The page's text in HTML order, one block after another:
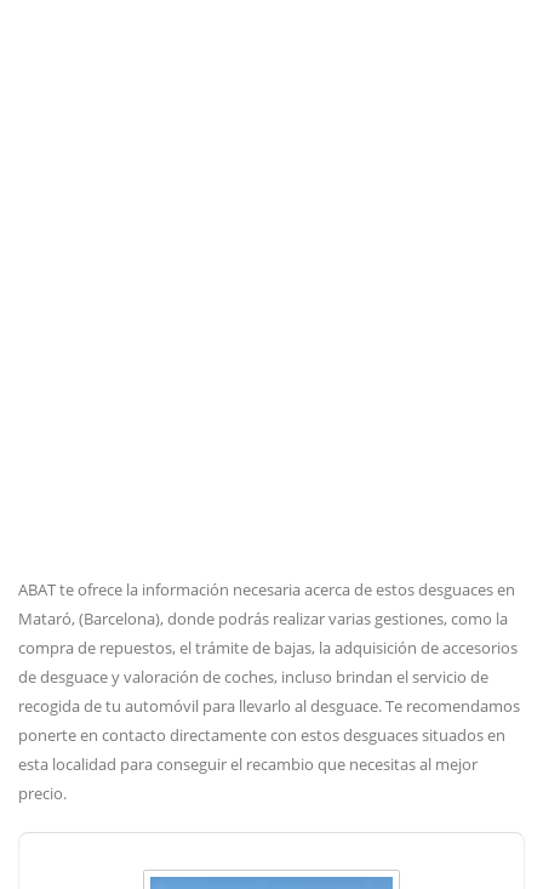
ABAT te ofrece la información necesaria acerca de estos desguaces en
Mataró, (Barcelona), donde podrás realizar varias gestiones, como la
compra de repuestos, el trámite de bajas, la adquisición de accesorios
de desguace y valoración de coches, incluso brindan el servicio de
recogida de tu automóvil para llevarlo al desguace. Te recomendamos
ponerte en contacto directamente con estos desguaces situados en
esta localidad para conseguir el recambio que necesitas al mejor
precio.